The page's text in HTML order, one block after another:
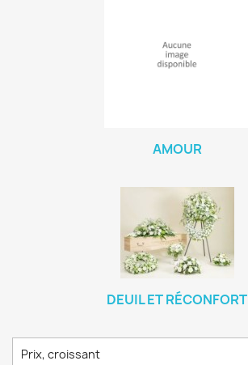
AMOUR
DEUIL ET RÉCONFORT
Prix, croissant